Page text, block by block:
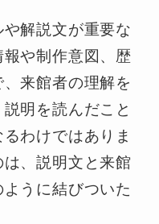
解説文が重要な
や制作意図、歴
来館者の理解を
明を読んだこと
わけではありま
、説明文と来館
うに結びついた